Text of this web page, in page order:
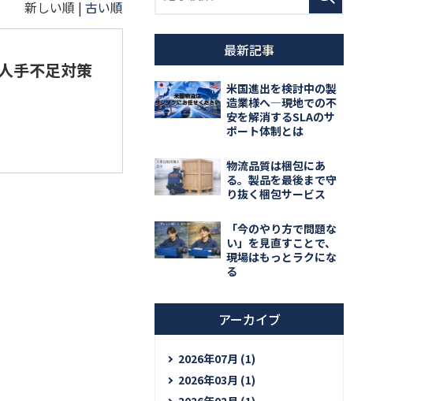
新しい順 | 古い順
手不足対策
最新記事
米国進出を検討中の製
造業様へ―現地での不
安を解消するSLAのサ
ポート体制とは
物流品質は梱包にあ
る。製品を最後まで守
り抜く梱包サービス
「今のやり方で問題な
い」を見直すことで、
現場はもっとラクにな
る
アーカイブ
2026年07月 (1)
2026年03月 (1)